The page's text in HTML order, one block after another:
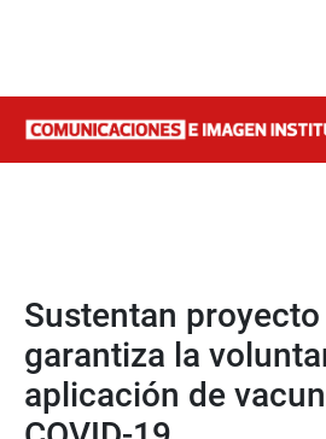
Sustentan
garantiza la
aplicación de